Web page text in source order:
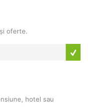
oferte.
hotel sau